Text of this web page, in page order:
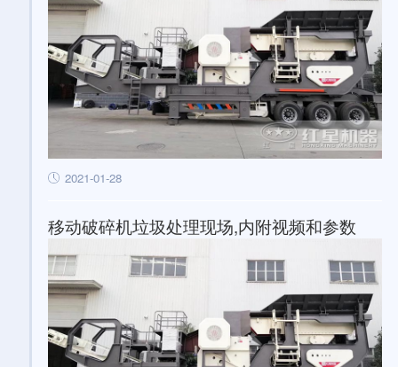
2021-01-28
移动破碎机垃圾处理现场,内附视频和参数